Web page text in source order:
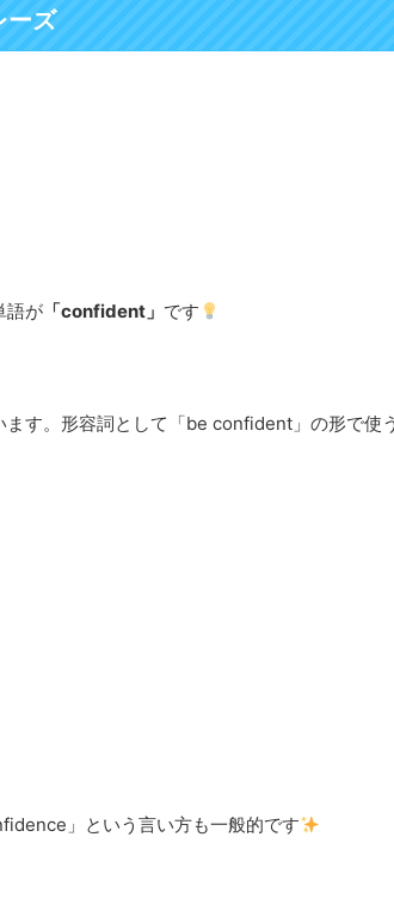
ーズ
語が 「confident」 です
す。形容詞として「be confident」の形で使う
」という言い方も一般的です